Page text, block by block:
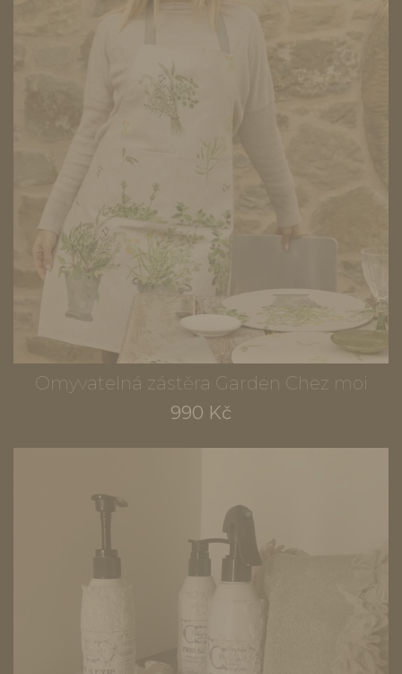
Omyvatelná zástěra Garden Chez moi
990 Kč